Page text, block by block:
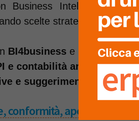
Business Intelligence e
scelte strategiche e
BI4business e IDWsu
e contabilità analiticain
e suggerimenti operativi
conformità, apertura globale